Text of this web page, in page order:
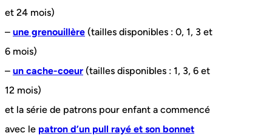
et 24 mois)
– une grenouillère (tailles disponibles : 0, 1, 3 et
6 mois)
– un cache-coeur (tailles disponibles : 1, 3, 6 et
12 mois)
et la série de patrons pour enfant a commencé
avec le patron d’un pull rayé et son bonnet